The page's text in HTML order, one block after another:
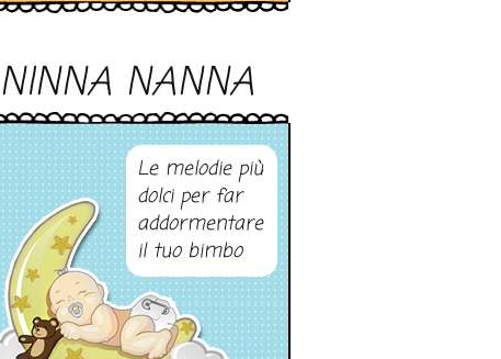
NINNA NANNA
Le melodie più
dolci per far
addormentare
il tuo bimbo